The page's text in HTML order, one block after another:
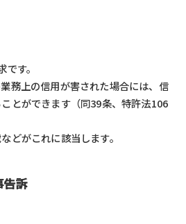
す。
務上の信用が害された場合には、信
とができます（同39条、特許法106
どがこれに該当します。
告訴